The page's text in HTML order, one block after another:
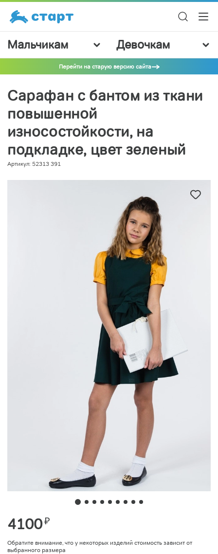
Мальчикам Девочкам
Перейти на старую версию сайта
Сарафан с бантом из ткани
повышенной
износостойкости, на
подкладке, цвет зеленый
Артикул: 52313 391
4100₽
Обратите внимание, что у некоторых изделий стоимость зависит от
выбранного размера